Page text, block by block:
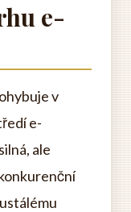
e-
v
e-
ale